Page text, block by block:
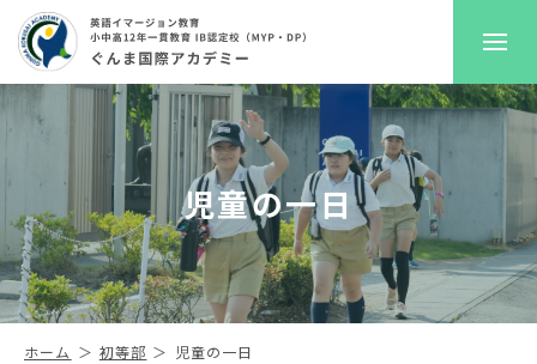
GKAについて
プレスクール
初等部
中高等部
児童の一日
ホーム 初等部 児童の一日